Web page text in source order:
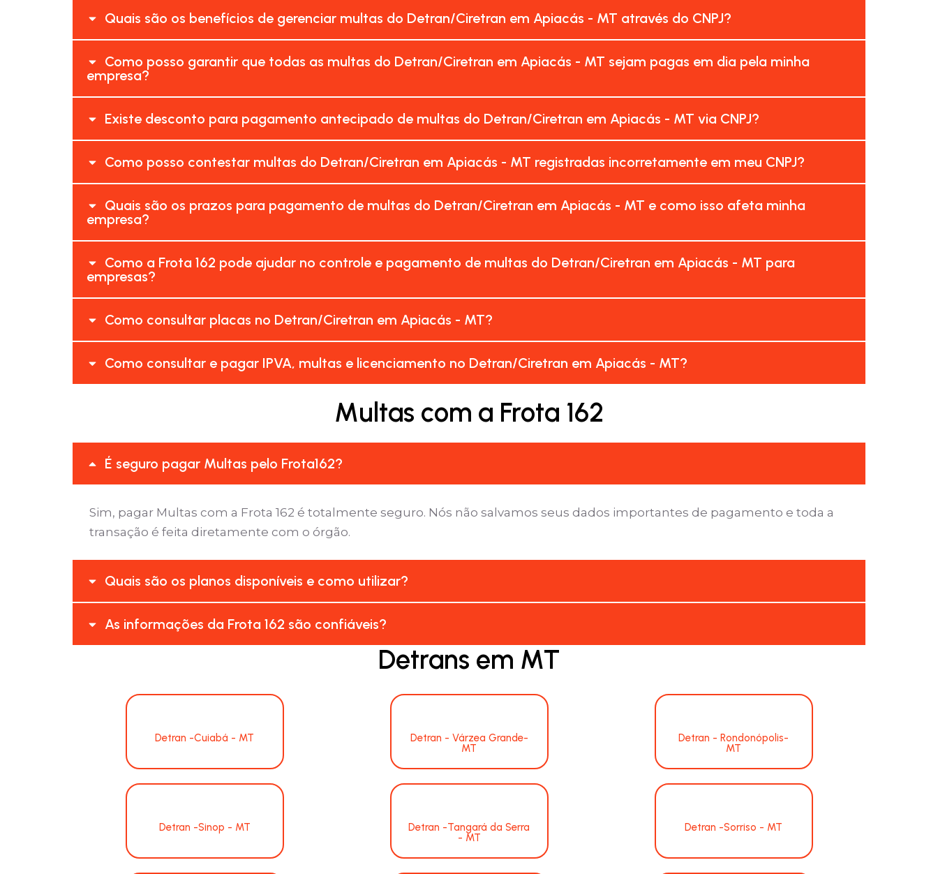
Quais são os benefícios de gerenciar multas do Detran/Ciretran em Apiacás - MT através do CNPJ?
Como posso garantir que todas as multas do Detran/Ciretran em Apiacás - MT sejam pagas em dia pela minha
empresa?
Existe desconto para pagamento antecipado de multas do Detran/Ciretran em Apiacás - MT via CNPJ?
Como posso contestar multas do Detran/Ciretran em Apiacás - MT registradas incorretamente em meu CNPJ?
Quais são os prazos para pagamento de multas do Detran/Ciretran em Apiacás - MT e como isso afeta minha
empresa?
Como a Frota 162 pode ajudar no controle e pagamento de multas do Detran/Ciretran em Apiacás - MT para
empresas?
Como consultar placas no Detran/Ciretran em Apiacás - MT?
Como consultar e pagar IPVA, multas e licenciamento no Detran/Ciretran em Apiacás - MT?
Multas com a Frota 162
É seguro pagar Multas pelo Frota162?
Sim, pagar Multas com a Frota 162 é totalmente seguro. Nós não salvamos seus dados importantes de pagamento e toda a
transação é feita diretamente com o órgão.
Quais são os planos disponíveis e como utilizar?
As informações da Frota 162 são confiáveis?
Detrans em MT
Detran -Cuiabá - MT
Detran - Várzea Grande-
MT
Detran - Rondonópolis-
MT
Detran -Sinop - MT
Detran -Tangará da Serra
- MT
Detran -Sorriso - MT